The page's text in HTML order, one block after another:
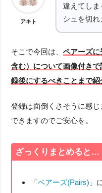
アキト
違えてしま
シュを切れ
そこで今回は、ペアーズ
含む）について画像付き
録後にするべきことまで紹
登録は面倒くさそうに感
できますのでご安心を。
ざっくりまとめると…
「ペアーズ(Pairs) 」